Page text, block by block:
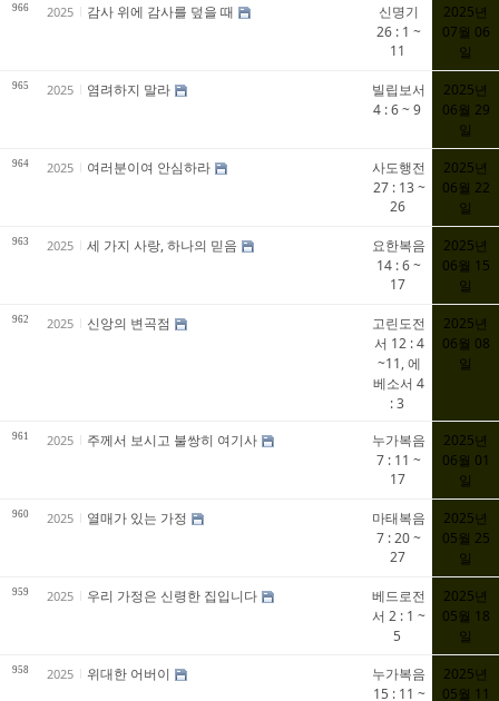
966 2025 감사 위에 감사를 덮을 때
신명기
26 : 1 ~
11
2025년
07월 06
일
965 2025 염려하지 말라
빌립보서
4 : 6 ~ 9
2025년
06월 29
일
964 2025 여러분이여 안심하라
사도행전
27 : 13 ~
26
2025년
06월 22
일
963 2025 세 가지 사랑, 하나의 믿음
요한복음
14 : 6 ~
17
2025년
06월 15
일
962 2025 신앙의 변곡점
고린도전
서 12 : 4
~11, 에
베소서 4
: 3
2025년
06월 08
일
961 2025 주께서 보시고 불쌍히 여기사
누가복음
7 : 11 ~
17
2025년
06월 01
일
960 2025 열매가 있는 가정
마태복음
7 : 20 ~
27
2025년
05월 25
일
959 2025 우리 가정은 신령한 집입니다
베드로전
서 2 : 1 ~
5
2025년
05월 18
일
958 2025 위대한 어버이
누가복음
15 : 11 ~
2025년
05월 11